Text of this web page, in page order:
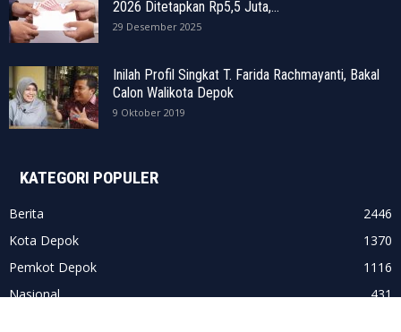
2026 Ditetapkan Rp5,5 Juta,...
29 Desember 2025
Inilah Profil Singkat T. Farida Rachmayanti, Bakal
Calon Walikota Depok
9 Oktober 2019
KATEGORI POPULER
Berita
2446
Kota Depok
1370
Pemkot Depok
1116
Nasional
431